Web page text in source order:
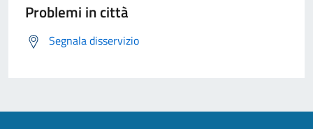
Problemi in città
Segnala disservizio